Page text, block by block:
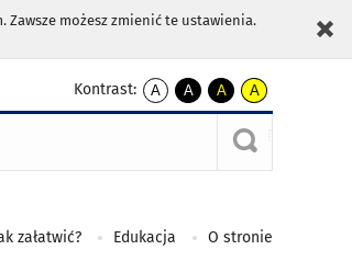
możesz zmienić te ustawienia.
Kontrast:
A
kontrast
A
kontrast
czarnym
A
kontrast
żółty
tekst
czarnym
A
kontrast
czarny
tekst
żółtym
załatwić? Edukacja O stronie